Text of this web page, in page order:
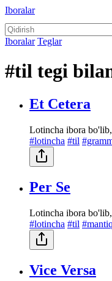
Iboralar
Iboralar Teglar
#til tegi
Et Cetera
Lotincha ibora
#lotincha #til
Per Se
Lotincha ibora
#lotincha #til #mantiq
Vice Versa